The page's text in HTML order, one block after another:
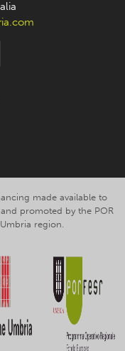
made available to
promoted by the POR
region.